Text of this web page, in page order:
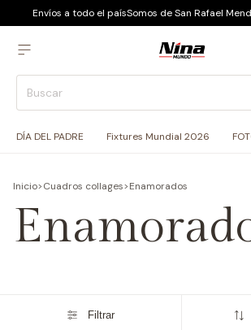
Envíos a todo el paísSomos de San Rafael
DÍA DEL PADRE Fixtures Mundial 2026
Inicio>Cuadros collages>Enamorados
Filtrar